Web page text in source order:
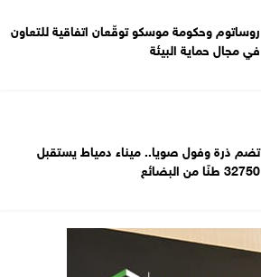
روساتوم وحكومة موسكو توقّعان اتفاقية للتعاون
في مجال حماية البيئة
تضم ذرة وفول صويا.. ميناء دمياط يستقبل
32750 طنًا من البضائع